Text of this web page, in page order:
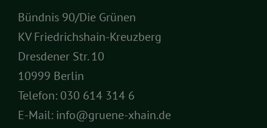
Bündnis 90/Die Grünen
KV Friedrichshain-Kreuzberg
Dresdener Str. 10
10999 Berlin
Telefon: 030 614 314 6
E-Mail: info@gruene-xhain.de